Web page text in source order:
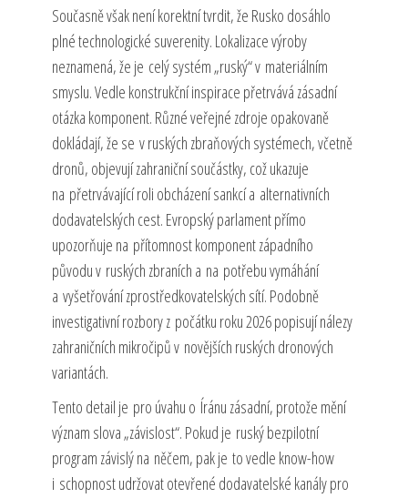
Současně však není korektní tvrdit, že Rusko dosáhlo
plné technologické suverenity. Lokalizace výroby
neznamená, že je celý systém „ruský“ v materiálním
smyslu. Vedle konstrukční inspirace přetrvává zásadní
otázka komponent. Různé veřejné zdroje opakovaně
dokládají, že se v ruských zbraňových systémech, včetně
dronů, objevují zahraniční součástky, což ukazuje
na přetrvávající roli obcházení sankcí a alternativních
dodavatelských cest. Evropský parlament přímo
upozorňuje na přítomnost komponent západního
původu v ruských zbraních a na potřebu vymáhání
a vyšetřování zprostředkovatelských sítí. Podobně
investigativní rozbory z počátku roku 2026 popisují nálezy
zahraničních mikročipů v novějších ruských dronových
variantách.
Tento detail je pro úvahu o Íránu zásadní, protože mění
význam slova „závislost“. Pokud je ruský bezpilotní
program závislý na něčem, pak je to vedle know-how
i schopnost udržovat otevřené dodavatelské kanály pro